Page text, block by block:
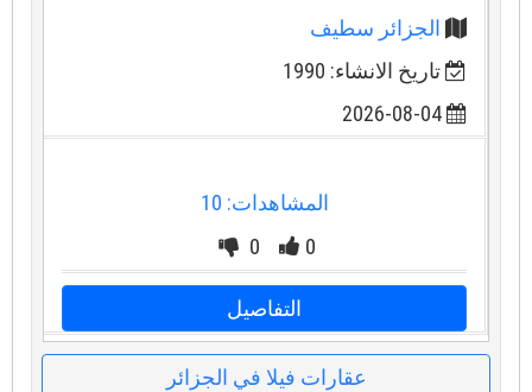
الجزائر سطيف
تاريخ الانشاء: 1990
2026-08-04
المشاهدات: 10
0
0
التفاصيل
عقارات فيلا في الجزائر